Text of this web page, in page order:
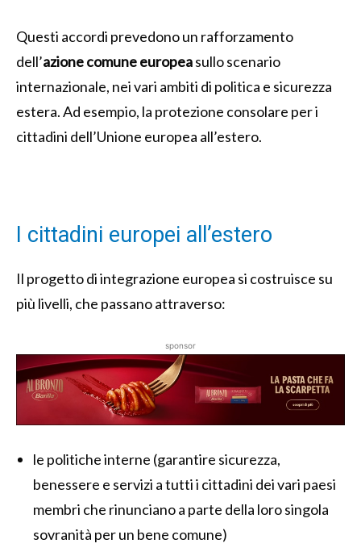
Questi accordi prevedono un rafforzamento
dell’azione comune europeasullo scenario
internazionale, nei vari ambiti di politica e sicurezza
estera. Ad esempio, la protezione consolare per i
cittadini dell’Unione europea all’estero.
I cittadini europei all’estero
Il progetto di integrazione europea si costruisce su
più livelli, che passano attraverso:
sponsor
le politiche interne (garantire sicurezza,
benessere e servizi a tutti i cittadini dei vari paesi
membri che rinunciano a parte della loro singola
sovranità per un bene comune)